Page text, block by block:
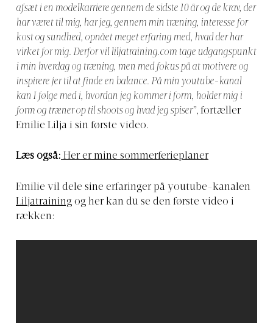
afsæt i en modelkarriere gennem de sidste 10 år og de krav, der
har været til mig, har jeg, gennem min træning, interesse for
kost og sundhed, opnået meget erfaring med, hvad der har
virket for mig. Derfor vil liljatraining.com tage udgangspunkt
i min hverdag og træning, men med fokus på at motivere og
inspirere jer til at finde en balance. På min youtube-kanal
kan I følge med i, hvordan jeg kommer i form, holder mig i
form og træner op til shoots og hvad jeg spiser”, fortæller
Emilie Lilja i sin første video.
Læs også: Her er mine sommerferieplaner
Emilie vil dele sine erfaringer på youtube-kanalen
Liljatraining og her kan du se den første video i
rækken: